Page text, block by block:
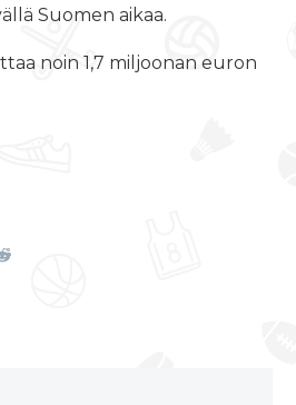
Suomen aikaa.
noin 1,7 miljoonan euron